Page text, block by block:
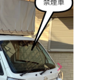
arrow_forward_iosNext